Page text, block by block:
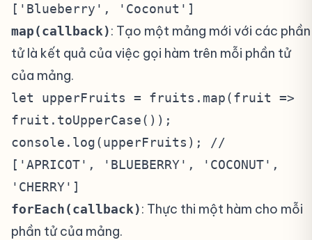
['Blueberry', 'Coconut']
map(callback): Tạo một mảng mới với các phần
tử là kết quả của việc gọi hàm trên mỗi phần tử
của mảng.
let upperFruits = fruits.map(fruit =>
fruit.toUpperCase());
console.log(upperFruits); //
['APRICOT', 'BLUEBERRY', 'COCONUT',
'CHERRY']
forEach(callback): Thực thi một hàm cho mỗi
phần tử của mảng.